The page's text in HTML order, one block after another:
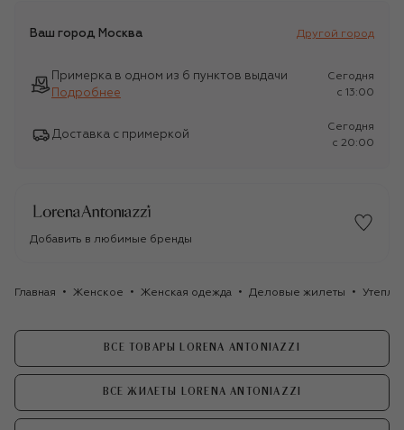
Ваш город Москва Другой город
Примерка в одном из 6 пунктов выдачи
Подробнее
Сегодня
c 13:00
Доставка с примеркой
Сегодня
c 20:00
Добавить в любимые бренды
Главная Женское Женская одежда Деловые жилеты
ВСЕ ТОВАРЫ LORENA ANTONIAZZI
ВСЕ ЖИЛЕТЫ LORENA ANTONIAZZI